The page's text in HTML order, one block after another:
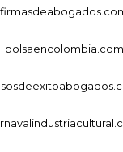
bolsaencolombia.com